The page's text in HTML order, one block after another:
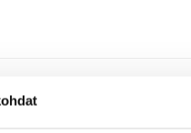
näytöllä
älypuhelimille, tableteille,
ulkokäyttöön.